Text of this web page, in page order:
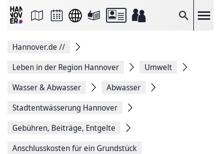
Suche
Seite
Facebook
teilen
Seitenlink
Seite
Hannover.de //
Leben in der Region Hannover
Umwelt
Wasser & Abwasser
Abwasser
Stadtentwässerung Hannover
Gebühren, Beiträge, Entgelte
Anschlusskosten für ein Grundstück